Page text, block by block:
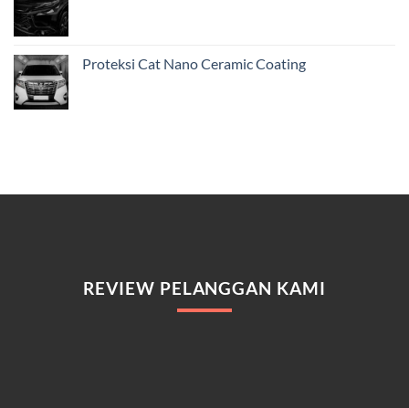
Proteksi Cat Nano Ceramic Coating
REVIEW PELANGGAN KAMI